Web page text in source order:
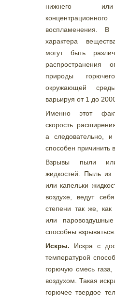
нижнего
воспламенения. В
характера
могут быть
распространения
природы
окружающей
варьируя от 1 до
Именно этот
скорость
а следовательно,
способен причинить
Взрывы пыли
жидкостей. Пыль из
или капельки
воздухе, ведут
степени так же, как
или
способны взрываться.
Искры. Искра с
температурой
горючую смесь
воздухом. Такая
горючее твердое